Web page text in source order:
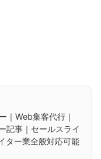
｜Web集客代行｜
記事｜セールスライ
ター業全般対応可能